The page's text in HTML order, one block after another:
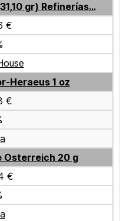
gr) Refinerías...
€
Heraeus 1 oz
€
Osterreich 20 g
€